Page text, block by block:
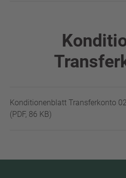
Konditionenblatt Transferkonto
(PDF, 86 KB)